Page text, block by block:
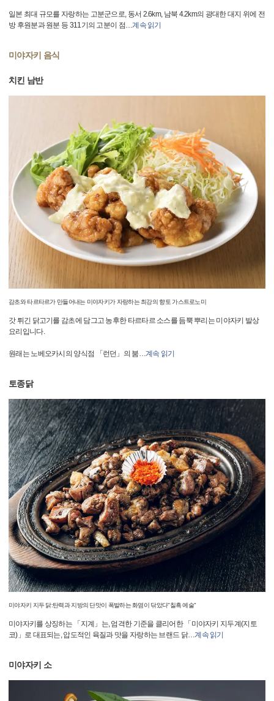
일본 최대 규모를 자랑하는 고분군으로, 동서 2.6km, 남북 4.2km의 광대한 대지 위에 전
방 후원분과 원분 등 311기의 고분이 점…계속 읽기
미야자키 음식
치킨 남반
감초와 타르타르가 만들어내는 미야자키가 자랑하는 최강의 향토 가스트로노미
갓 튀긴 닭고기를 감초에 담그고 농후한 타르타르 소스를 듬뿍 뿌리는 미야자키 발상
요리입니다.
원래는 노베오카시의 양식점 「런던」의 붐…계속 읽기
토종닭
미야자키 지두 닭:탄력과 지방의 단맛이 폭발하는 화염이 닦았다"칠흑 예술"
미야자키를 상징하는 「지계」는, 엄격한 기준을 클리어한 「미야자키 지두계(지토
코)」로 대표되는, 압도적인 육질과 맛을 자랑하는 브랜드 닭…계속 읽기
미야자키 소